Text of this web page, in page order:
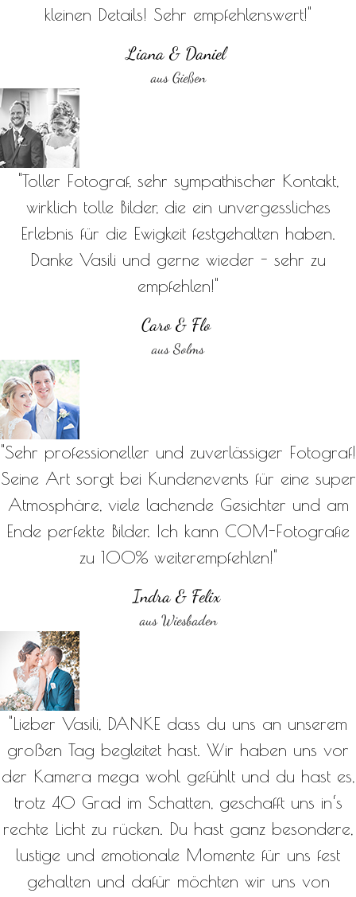
kleinen Details! Sehr empfehlenswert!"
Liana & Daniel
aus Gießen
"Toller Fotograf, sehr sympathischer Kontakt,
wirklich tolle Bilder, die ein unvergessliches
Erlebnis für die Ewigkeit festgehalten haben.
Danke Vasili und gerne wieder - sehr zu
empfehlen!"
Caro & Flo
aus Solms
"Sehr professioneller und zuverlässiger Fotograf!
Seine Art sorgt bei Kundenevents für eine super
Atmosphäre, viele lachende Gesichter und am
Ende perfekte Bilder. Ich kann COM-Fotografie
zu 100% weiterempfehlen!"
Indra & Felix
aus Wiesbaden
"Lieber Vasili, DANKE dass du uns an unserem
großen Tag begleitet hast. Wir haben uns vor
der Kamera mega wohl gefühlt und du hast es,
trotz 40 Grad im Schatten, geschafft uns in‘s
rechte Licht zu rücken. Du hast ganz besondere,
lustige und emotionale Momente für uns fest
gehalten und dafür möchten wir uns von